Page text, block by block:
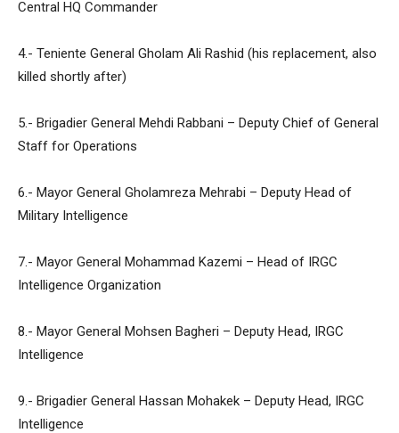
Central HQ Commander
4.- Teniente General Gholam Ali Rashid (his replacement, also
killed shortly after)
5.- Brigadier General Mehdi Rabbani – Deputy Chief of General
Staff for Operations
6.- Mayor General Gholamreza Mehrabi – Deputy Head of
Military Intelligence
7.- Mayor General Mohammad Kazemi – Head of IRGC
Intelligence Organization
8.- Mayor General Mohsen Bagheri – Deputy Head, IRGC
Intelligence
9.- Brigadier General Hassan Mohakek – Deputy Head, IRGC
Intelligence